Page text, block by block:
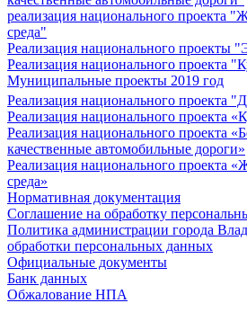
реализация национального проекта
среда"
Реализация национального проекты
Реализация национального проекта
Муниципальные проекты 2019 год
Реализация национального проекта
Реализация национального проекта
Реализация национального проекта
качественные автомобильные дороги»
Реализация национального проекта
среда»
Нормативная документация
Соглашение на обработку
Политика администрации города
обработки персональных данных
Официальные документы
Банк данных
Обжалование НПА